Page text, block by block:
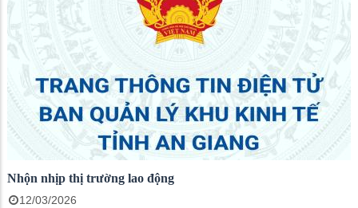
Nhộn nhịp thị trường lao động
12/03/2026